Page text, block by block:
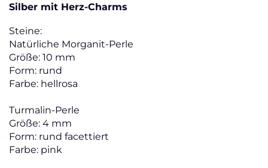
Silber mit Herz-Charms
Steine:
Natürliche Morganit-Perle
Größe: 10 mm
Form: rund
Farbe: hellrosa
Turmalin-Perle
Größe: 4 mm
Form: rund facettiert
Farbe: pink